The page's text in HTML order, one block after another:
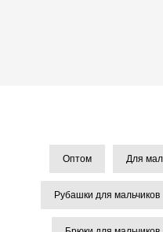
Оптом Для
Рубашки для мальчиков